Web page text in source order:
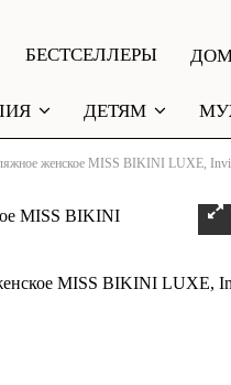
БЕСТСЕЛЛЕРЫ
ДЕТЯМ
женское MISS BIKINI LUXE, Invi